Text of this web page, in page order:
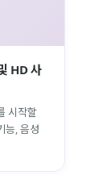
HD 사
시작할
능, 음성